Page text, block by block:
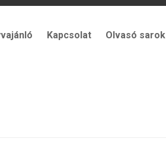
Kapcsolat Olvasó sarok